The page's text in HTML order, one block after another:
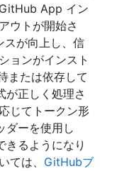
App イン
ウトが開始さ
スが向上し、信
ョンがインスト
または依存して
が正しく処理さ
じてトークン形
ダーを使用し
きるようになり
ては、 GitHubブ